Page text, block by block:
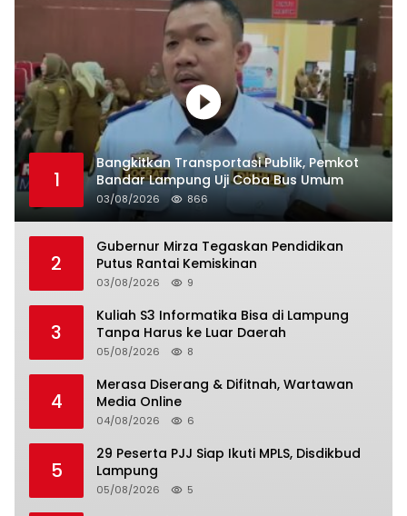
1
Bangkitkan Transportasi Publik, Pemkot
Bandar Lampung Uji Coba Bus Umum
03/08/2026 866
2
Gubernur Mirza Tegaskan Pendidikan
Putus Rantai Kemiskinan
03/08/2026 9
3
Kuliah S3 Informatika Bisa di Lampung
Tanpa Harus ke Luar Daerah
05/08/2026 8
4
Merasa Diserang & Difitnah, Wartawan
Media Online
04/08/2026 6
5
29 Peserta PJJ Siap Ikuti MPLS, Disdikbud
Lampung
05/08/2026 5